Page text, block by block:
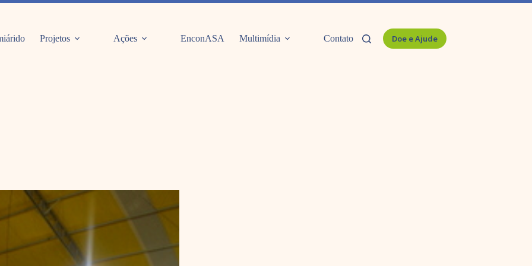
Projetos Ações EnconASA Multimídia Contato Doe e Ajude